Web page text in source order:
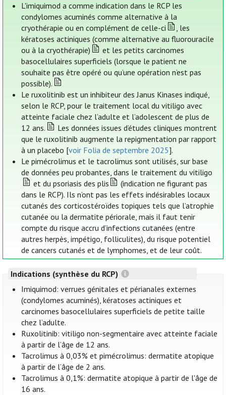
L'imiquimod a comme indication dans le RCP les
condylomes acuminés comme alternative à la
cryothérapie ou en complément de celle-ci
, les
kératoses actiniques (comme alternative au fluorouracile
ou à la cryothérapie)
et les petits carcinomes
basocellulaires superficiels (lorsque le patient ne
souhaite pas être opéré ou qu’une opération n’est pas
possible).
Le ruxolitinib est un inhibiteur des Janus Kinases indiqué,
selon le RCP, pour le traitement local du vitiligo avec
atteinte faciale chez l’adulte et l’adolescent de plus de
12 ans.
Les données issues d’études cliniques montrent
que le ruxolitinib augmente la repigmentation par rapport
à un placebo [voir Folia de septembre 2025].
Le pimécrolimus et le tacrolimus sont utilisés, sur base
de données peu probantes, dans le traitement du vitiligo
et du psoriasis des plis
(indication ne figurant pas
dans le RCP). Ils n’ont pas les effets indésirables locaux
cutanés des corticostéroïdes topiques tels que l’atrophie
cutanée ou la dermatite périorale, mais il faut tenir
compte du risque accru d’infections cutanées (entre
autres herpès, impétigo, folliculites), du risque potentiel
de cancers cutanés et de lymphomes, et de leur coût.
Indications (synthèse du RCP)
Imiquimod: verrues génitales et périanales externes
(condylomes acuminés), kératoses actiniques et
carcinomes basocellulaires superficiels de petite taille
chez l’adulte.
Ruxolitinib: vitiligo non-segmentaire avec atteinte faciale
à partir de l’âge de 12 ans.
Tacrolimus à 0,03% et pimécrolimus: dermatite atopique
à partir de l’âge de 2 ans.
Tacrolimus à 0,1%: dermatite atopique à partir de l'âge de
16 ans.